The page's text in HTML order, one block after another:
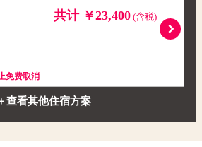
共计 ￥23,400(含税)
免费取消
查看其他住宿方案